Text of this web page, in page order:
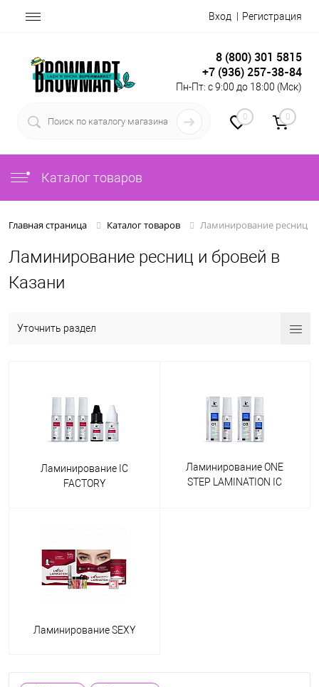
Вход Регистрация
8 (800) 301 5815
+7 (936) 257-38-84
Пн-Пт: с 9:00 до 18:00 (Мск)
0 0
Каталог товаров
Главная страница Каталог товаров Ламинирование ресниц и
Ламинирование ресниц и бровей в
Казани
Уточнить раздел
Ламинирование IC
FACTORY
Ламинирование ONE
STEP LAMINATION IC
Ламинирование SEXY